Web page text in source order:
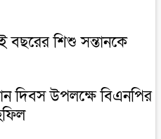
বছরের শিশু সন্তানকে
দিবস উপলক্ষে বিএনপির